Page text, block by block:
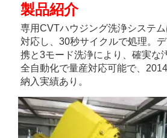
製品紹介
専用CVTハウジング洗浄システ
対応し、30秒サイクルで処理。
携と3モード洗浄により、確実な
全自動化で量産対応可能で、
納入実績あり。